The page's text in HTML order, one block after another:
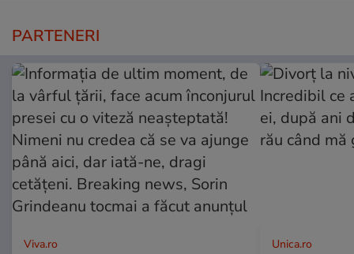
PARTENERI
Viva.ro Unica.ro